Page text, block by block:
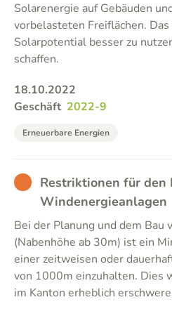
Solarenergie auf Gebäuden
vorbelasteten Freiflächen.
Solarpotential besser zu
schaffen.
18.10.2022
Geschäft 2022-9
Erneuerbare Energien
BAD Restriktionen für den
Windenergieanlagen
Bei der Planung und dem Bau
(Nabenhöhe ab 30m) ist ein
einer zeitweisen oder
von 1000m einzuhalten. Dies
im Kanton erheblich